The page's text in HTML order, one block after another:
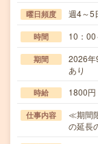
曜日頻度 週4～5
時間 10：00
期間
2026
あり
時給 1800円
仕事内容
≪期間
の延長